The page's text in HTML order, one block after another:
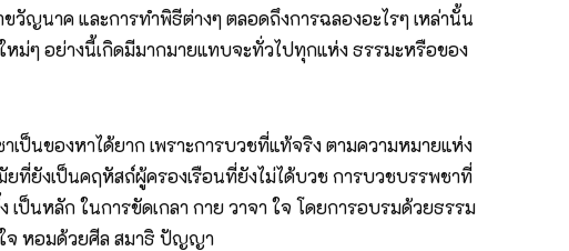
วัญนาค และการทำพิธีต่างๆ ตลอดถึงการฉลองอะไรๆ เหล่านั้น
ม่ๆ อย่างนี้เกิดมีมากมายแทบจะทั่วไปทุกแห่ง ธรรมะหรือของ
ป็นของหาได้ยาก เพราะการบวชที่แท้จริง ตามความหมายแห่ง
ที่ยังเป็นคฤหัสถ์ผู้ครองเรือนที่ยังไม่ได้บวช การบวชบรรพชาที่
ป็นหลัก ในการขัดเกลา กาย วาจา ใจ โดยการอบรมด้วยธรรม
ใจ หอมด้วยศีล สมาธิ ปัญญา